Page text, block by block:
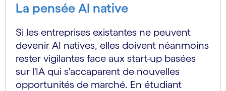
La pensée AI native
Si les entreprises existantes ne peuvent
devenir AI natives, elles doivent néanmoins
rester vigilantes face aux start-up basées
sur l'IA qui s'accaparent de nouvelles
opportunités de marché. En étudiant